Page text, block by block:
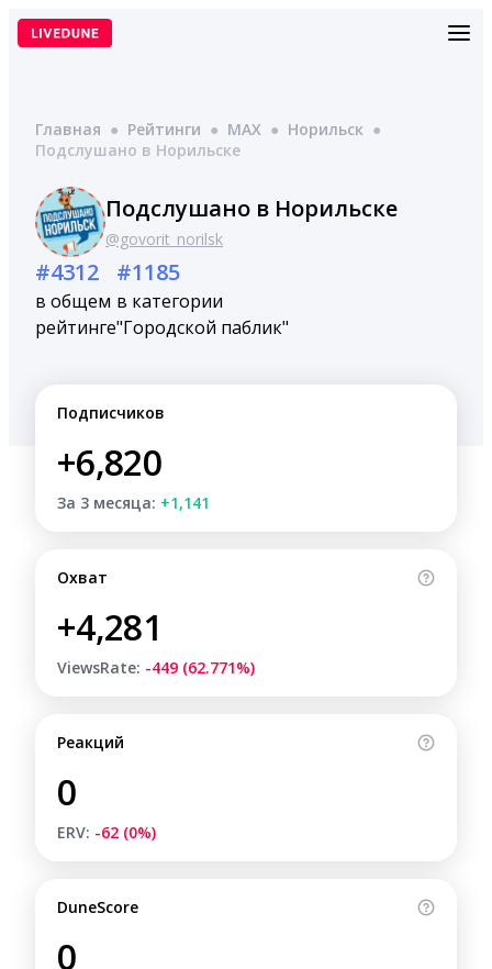
Перейти
Главная ● Рейтинги ● MAX ● Норильск ●
Подслушано в Норильске
Подслушано в Норильске
@govorit_norilsk
#4312
в общем
рейтинге
#1185
в категории
"Городской паблик"
Подписчиков
+6,820
За 3 месяца: +1,141
Охват
+4,281
ViewsRate: -449 (62.771%)
Реакций
0
ERV: -62 (0%)
DuneScore
0